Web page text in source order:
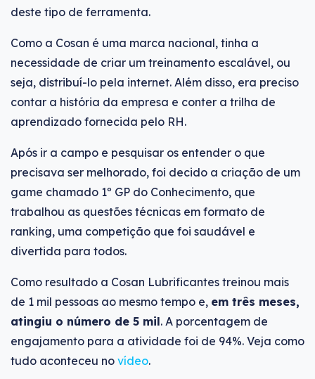
deste tipo de ferramenta.
Como a Cosan é uma marca nacional, tinha a
necessidade de criar um treinamento escalável, ou
seja, distribuí-lo pela internet. Além disso, era preciso
contar a história da empresa e conter a trilha de
aprendizado fornecida pelo RH.
Após ir a campo e pesquisar os entender o que
precisava ser melhorado, foi decido a criação de um
game chamado 1º GP do Conhecimento, que
trabalhou as questões técnicas em formato de
ranking, uma competição que foi saudável e
divertida para todos.
Como resultado a Cosan Lubrificantes treinou mais
de 1 mil pessoas ao mesmo tempo e, em três meses,
atingiu o número de 5 mil. A porcentagem de
engajamento para a atividade foi de 94%. Veja como
tudo aconteceu no vídeo.